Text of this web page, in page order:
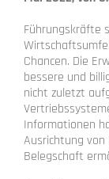
Führungskräfte
Chancen. Die
bessere und
nicht zuletzt
Informationen
Ausrichtung
Belegschaft